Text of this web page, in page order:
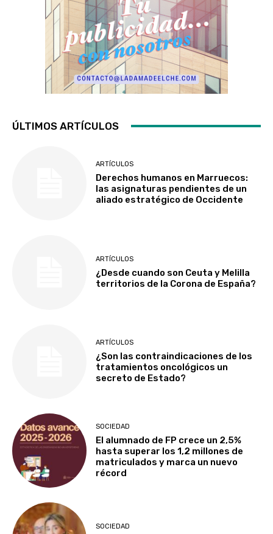
ÚLTIMOS ARTÍCULOS
ARTÍCULOS
Derechos humanos en Marruecos:
las asignaturas pendientes de un
aliado estratégico de Occidente
ARTÍCULOS
¿Desde cuando son Ceuta y Melilla
territorios de la Corona de España?
ARTÍCULOS
¿Son las contraindicaciones de los
tratamientos oncológicos un
secreto de Estado?
SOCIEDAD
El alumnado de FP crece un 2,5%
hasta superar los 1,2 millones de
matriculados y marca un nuevo
récord
SOCIEDAD